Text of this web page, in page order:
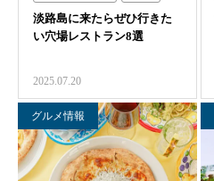
体験する フレンチの森
青の舎 海の舎
クラフトサーカス
海神人の食卓
淡路島に来たらぜひ行きた
い穴場レストラン8選
2025.07.20
グルメ情報